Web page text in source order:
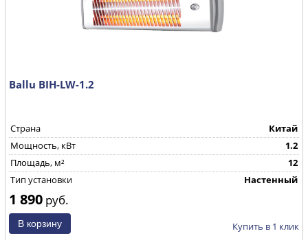
Ballu BIH-LW-1.2
Страна
Китай
Мощность, кВт
1.2
Площадь, м²
12
Тип установки
Настенный
1 890 руб.
Купить в 1 клик